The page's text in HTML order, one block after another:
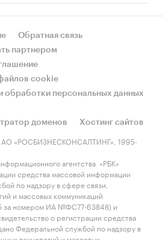
или за счет
регионов?
занимает в России и в
округе по объему продаж
населения?
можно отнести рынок по
(малый/крупный, с
с отстающей
перспективе и в
Меняются ли позиции
времени?
насыщен и какой у региона
сравнить его с
доходами, со схожей
Обратная связь
партнером
cookie
обработки персональных данных
доменов
Хостинг сайтов
«РОСБИЗНЕСКОНСАЛТИНГ», 1995-
агентства «РБК»
средства массовой информации
по надзору в сфере связи,
и массовых коммуникаций
за номером ИА №ФС77-63848) и
о регистрации средства
Федеральной службой по надзору в